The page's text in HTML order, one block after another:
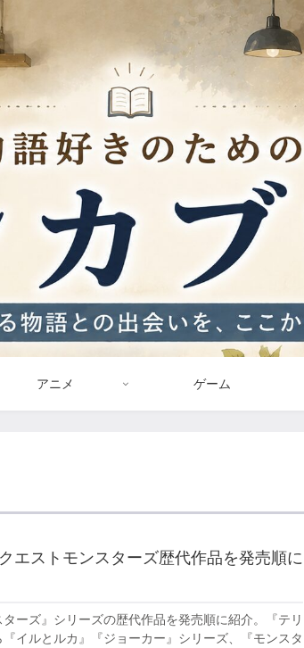
アニメ ゲーム
エストモンスターズ歴代作品を発売順に
ターズ』シリーズの歴代作品を発売順に紹介。『テリ
イルとルカ』『ジョーカー』シリーズ、『モンスタ